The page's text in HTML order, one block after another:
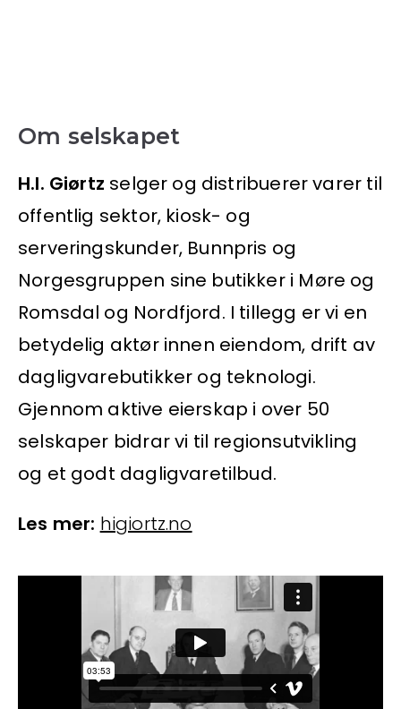
Om selskapet
H.I. Giørtz selger og distribuerer varer til
offentlig sektor, kiosk- og
serveringskunder, Bunnpris og
Norgesgruppen sine butikker i Møre og
Romsdal og Nordfjord. I tillegg er vi en
betydelig aktør innen eiendom, drift av
dagligvarebutikker og teknologi.
Gjennom aktive eierskap i over 50
selskaper bidrar vi til regionsutvikling
og et godt dagligvaretilbud.
Les mer: higiortz.no